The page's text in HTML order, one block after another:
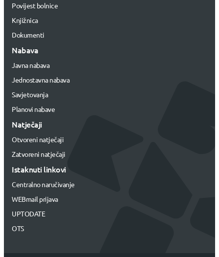
Povijest bolnice
Knjižnica
Dokumenti
Nabava
Javna nabava
Jednostavna nabava
Savjetovanja
Planovi nabave
Natječaji
Otvoreni natječaji
Zatvoreni natječaji
Istaknuti linkovi
Centralno naručivanje
WEBmail prijava
UPTODATE
OTS